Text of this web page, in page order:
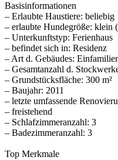
Basisinformationen
– Erlaubte Haustiere: beliebig
– erlaubte Hundegröße: klein
– Unterkunftstyp: Ferienhaus
– befindet sich in: Residenz
– Art d. Gebäudes:
– Gesamtanzahl d.
– Grundstücksfläche: 300 m²
– Baujahr: 2011
– letzte umfassende
– freistehend
– Schlafzimmeranzahl: 3
– Badezimmeranzahl: 3
Top Merkmale